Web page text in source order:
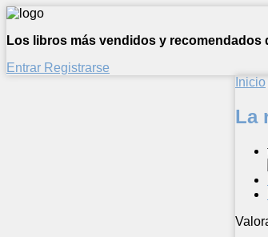
Los libros más vendidos y recomendados
Entrar Registrarse
Inicio
La